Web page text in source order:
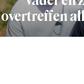
overtreffen